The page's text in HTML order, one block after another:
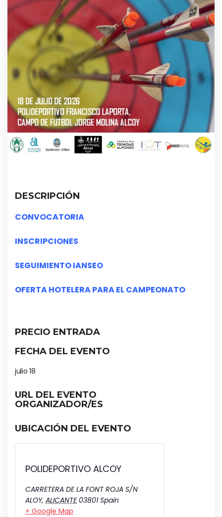
DESCRIPCIÓN
CONVOCATORIA
INSCRIPCIONES
SEGUIMIENTO IANSEO
OFERTA HOTELERA PARA EL CAMPEONATO
PRECIO ENTRADA
FECHA DEL EVENTO
julio 18
URL DEL EVENTO
ORGANIZADOR/ES
UBICACIÓN DEL EVENTO
POLIDEPORTIVO ALCOY
CARRETERA DE LA FONT ROJA S/N
ALOY, ALICANTE 03801 Spain
+ Google Map